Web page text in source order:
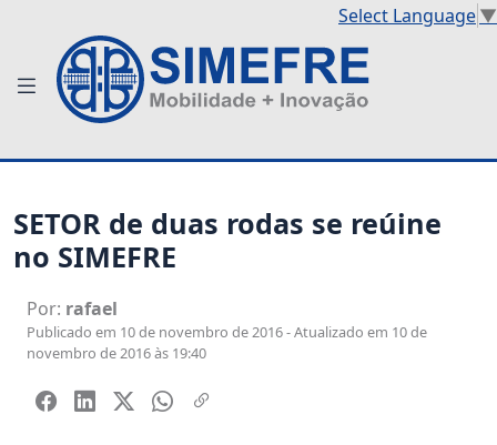
Select Language▼
SETOR de duas rodas se reúine
no SIMEFRE
Por: rafael
Publicado em 10 de novembro de 2016 - Atualizado em 10 de
novembro de 2016 às 19:40